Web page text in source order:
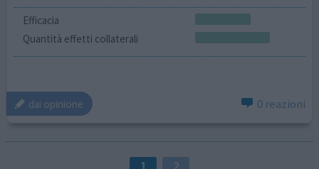
Efficacia
Quantità effetti collaterali
dai opinione 0 reazioni